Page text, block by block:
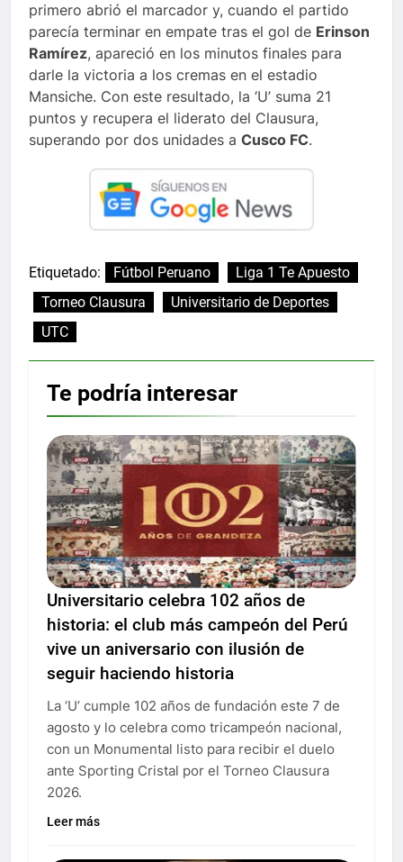
primero abrió el marcador y, cuando el partido
parecía terminar en empate tras el gol de Erinson
Ramírez, apareció en los minutos finales para
darle la victoria a los cremas en el estadio
Mansiche. Con este resultado, la ‘U’ suma 21
puntos y recupera el liderato del Clausura,
superando por dos unidades a Cusco FC.
Etiquetado: Fútbol Peruano
Liga 1 Te Apuesto
Torneo Clausura
Universitario de Deportes
UTC
Te podría interesar
Universitario celebra 102 años de
historia: el club más campeón del Perú
vive un aniversario con ilusión de
seguir haciendo historia
La ‘U’ cumple 102 años de fundación este 7 de
agosto y lo celebra como tricampeón nacional,
con un Monumental listo para recibir el duelo
ante Sporting Cristal por el Torneo Clausura
2026.
Leer más